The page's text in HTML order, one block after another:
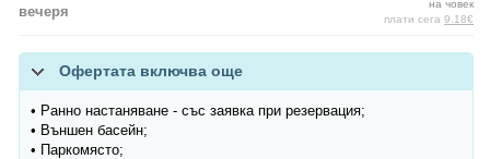
вечеря
на човек
плати сега 9.18€
Офертата включва още
• Ранно настаняване - със заявка при резервация;
• Външен басейн;
• Паркомясто;